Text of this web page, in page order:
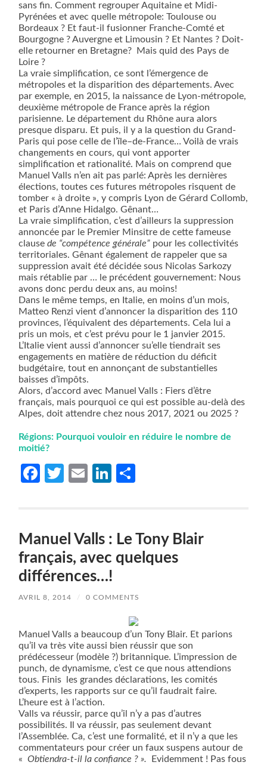
sans fin. Comment regrouper Aquitaine et Midi-
Pyrénées et avec quelle métropole: Toulouse ou
Bordeaux ? Et faut-il fusionner Franche-Comté et
Bourgogne ? Auvergne et Limousin ? Et Nantes ? Doit-
elle retourner en Bretagne? Mais quid des Pays de
Loire ?
La vraie simplification, ce sont l’émergence de
métropoles et la disparition des départements. Avec
par exemple, en 2015, la naissance de Lyon-métropole,
deuxième métropole de France après la région
parisienne. Le département du Rhône aura alors
presque disparu. Et puis, il y a la question du Grand-
Paris qui pose celle de l’ïle–de-France… Voilà de vrais
changements en cours, qui vont apporter
simplification et rationalité. Mais on comprend que
Manuel Valls n’en ait pas parlé: Après les dernières
élections, toutes ces futures métropoles risquent de
tomber « à droite », y compris Lyon de Gérard Collomb,
et Paris d’Anne Hidalgo. Gênant…
La vraie simplification, c’est d’ailleurs la suppression
annoncée par le Premier Minsitre de cette fameuse
clause de “compétence générale” pour les collectivités
territoriales. Gênant également de rappeler que sa
suppression avait été décidée sous Nicolas Sarkozy
mais rétablie par … le précédent gouvernement: Nous
avons donc perdu deux ans, au moins!
Dans le même temps, en Italie, en moins d’un mois,
Matteo Renzi vient d’annoncer la disparition des 110
provinces, l’équivalent des départements. Cela lui a
pris un mois, et c’est prévu pour le 1 janvier 2015.
L’Italie vient aussi d’annoncer su’elle tiendrait ses
engagements en matière de réduction du déficit
budgétaire, tout en annonçant de substantielles
baisses d’impôts.
Alors, d’accord avec Manuel Valls : Fiers d’être
français, mais pourquoi ce qui est possible au-delà des
Alpes, doit attendre chez nous 2017, 2021 ou 2025 ?
Régions: Pourquoi vouloir en réduire le nombre de
moitié?
Facebook
Twitter
EmailLinkedIn
Manuel Valls : Le Tony Blair
français, avec quelques
différences…!
AVRIL 8, 2014 / 0 COMMENTS
Manuel Valls a beaucoup d’un Tony Blair. Et parions
qu’il va très vite aussi bien réussir que son
prédécesseur (modèle ?) britannique. L’impression de
punch, de dynamisme, c’est ce que nous attendions
tous. Finis
les grandes déclarations, les comités
d’experts, les rapports sur ce qu’il faudrait faire.
L’heure est à l’action.
Valls va réussir, parce qu’il n’y a pas d’autres
possibilités. Il va réussir, pas seulement devant
l’Assemblée. Ca, c’est une formalité, et il n’y a que les
commentateurs pour créer un faux suspens autour de
«Obtiendra-t-il la confiance ? ».
Evidemment ! Pas fous